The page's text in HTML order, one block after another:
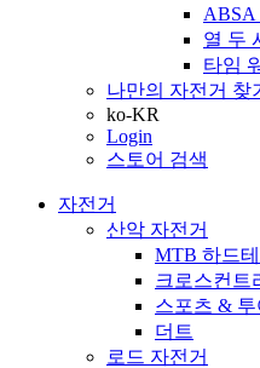
ABSA
열 두
타임
나만의 자전거 찾
ko-KR
Login
스토어 검색
자전거
산악 자전거
MTB 하드
크로스컨트
스포츠 & 투
더트
로드 자전거